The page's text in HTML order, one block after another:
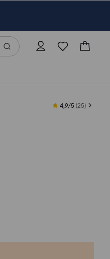
4,9/5 (25)